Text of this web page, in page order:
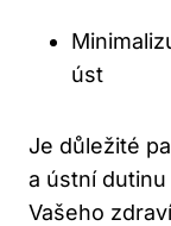
úst
Je důležité
a ústní
Vašeho